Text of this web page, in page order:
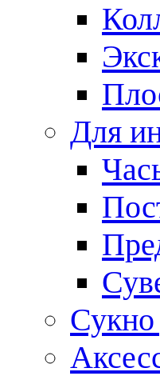
Для
Сукно